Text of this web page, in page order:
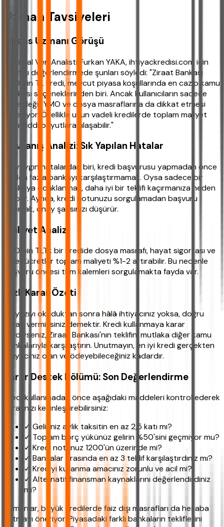
Uzman Tavsiyeleri
Finans Uzmanı Görüşü
Finansal Veri Analisti Furkan YAKA, ihtiyackredisi.com için
yaptığı değerlendirmede şunları söyledi: "Ziraat Bankası
500 bin TL kredi, mevcut piyasa koşullarında en cazip kamu
bankası seçeneklerinden biri. Ancak kullanıcıların sadece
faize değil, YMO ve dosya masraflarına da dikkat etmesi
gerekiyor. Özellikle uzun vadeli kredilerde toplam maliyet
farkı ciddi boyutlara ulaşabilir."
Davranış Analizi: Sık Yapılan Hatalar
En yaygın hatalardan biri, kredi başvurusu yapmadan önce
birden fazla bankayı karşılaştırmamak. Oysa sadece bir
bankaya odaklanmak, daha iyi bir teklifi kaçırmanıza neden
olabilir. Ayrıca, kredi notunuzu sorgulamadan başvuru
yapmak, onay şansınızı düşürür.
Maliyet Analizi
500 bin TL'lik bir kredide dosya masrafı, hayat sigortası ve
diğer ücretler toplam maliyeti %1-2 artırabilir. Bu nedenle
başvuru öncesi tüm kalemleri sorgulamakta fayda var.
Hızlı Karar Özeti
Bu yazıyı okuduktan sonra hâlâ ihtiyacınız yoksa, doğru
kararı vermişsiniz demektir. Kredi kullanmaya karar
verdiyseniz, Ziraat Bankası'nın teklifini mutlaka diğer kamu
bankalarıyla karşılaştırın. Unutmayın, en iyi kredi gerçekten
ihtiyacınız olan ve ödeyebileceğiniz kadardır.
Karar Destek Bölümü: Son Değerlendirme
Kredi kullanmadan önce aşağıdaki maddeleri kontrol ederek
kararınızı kesinleştirebilirsiniz:
✓ Geliriniz aylık taksitin en az 2,5 katı mı?
✓ Toplam borç yükünüz gelirin %50'sini geçmiyor mu?
✓ Kredi notunuz 1200'ün üzerinde mi?
✓ Bankalar arasında en az 3 teklif karşılaştırdınız mı?
✓ Krediyi kullanma amacınız zorunlu ve acil mi?
✓ Alternatif finansman kaynaklarını değerlendirdiniz
mi?
Uzmanlar, büyük kredilerde faiz dışı masrafları da hesaba
katmayı öneriyor. Piyasadaki farklı bankaların tekliflerini